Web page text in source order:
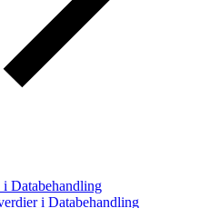
i Databehandling
i Databehandling